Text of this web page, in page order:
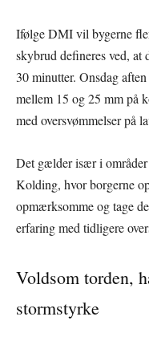
Ifølge DMI vil bygerne
skybrud defineres ved, at
30 minutter. Onsdag
mellem 15 og 25 mm på
med oversvømmelser på
Det gælder især i
Kolding, hvor borgerne
opmærksomme og tage
erfaring med tidligere
Voldsom torden,
stormstyrke